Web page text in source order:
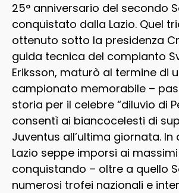
25° anniversario del secondo
conquistato dalla Lazio. Quel
ottenuto sotto la presidenza
guida tecnica del compianto
Eriksson, maturò al termine di
campionato memorabile –
storia per il celebre “diluvio di
consentì ai biancocelesti di
Juventus all’ultima giornata. In
Lazio seppe imporsi ai massimi
conquistando – oltre a quello
numerosi trofei nazionali e